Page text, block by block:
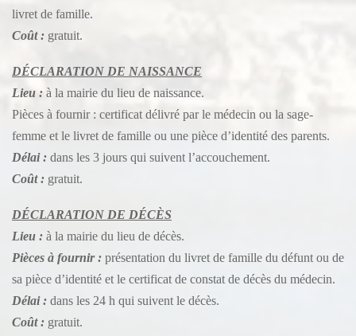
livret de famille.
Coût : gratuit.
DÉCLARATION DE NAISSANCE
Lieu : à la mairie du lieu de naissance.
Pièces à fournir : certificat délivré par le médecin ou la sage-
femme et le livret de famille ou une pièce d’identité des parents.
Délai : dans les 3 jours qui suivent l’accouchement.
Coût : gratuit.
DÉCLARATION DE DÉCÈS
Lieu : à la mairie du lieu de décès.
Pièces à fournir : présentation du livret de famille du défunt ou de
sa pièce d’identité et le certificat de constat de décès du médecin.
Délai : dans les 24 h qui suivent le décès.
Coût : gratuit.